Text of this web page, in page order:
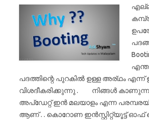
പദത്തിന്റെ പുറകിൽ ഉള്ള അര്ഥം
വിശദീകരിക്കുന്നു . നിങ്ങൾ
അപ്ഡേറ്റ് ഇൻ മലയാളം എന്ന
ആണ് . . കൊറോണ ഇൻസ്റ്റിറ്റ്യൂട്ട് ഓഫ്